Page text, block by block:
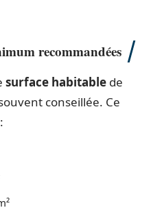
recommandées
surface habitable de
conseillée. Ce